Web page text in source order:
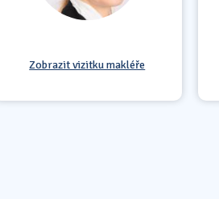
Zobrazit vizitku makléře